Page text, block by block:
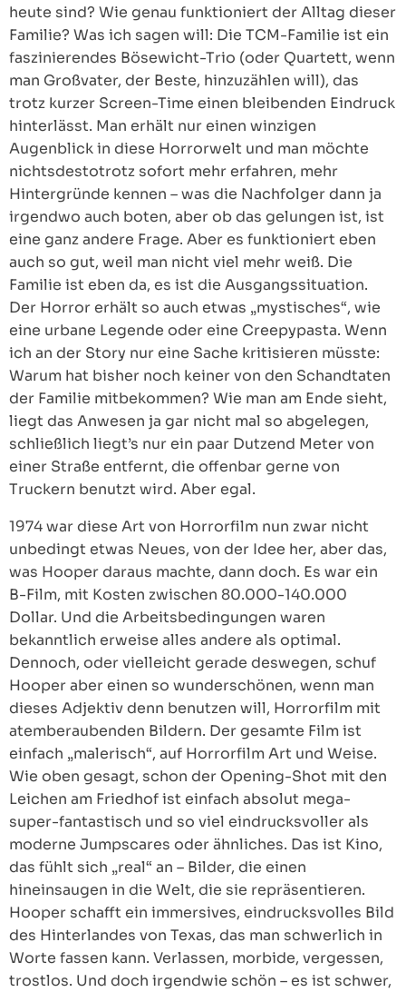
heute sind? Wie genau funktioniert der Alltag dieser
Familie? Was ich sagen will: Die TCM-Familie ist ein
faszinierendes Bösewicht-Trio (oder Quartett, wenn
man Großvater, der Beste, hinzuzählen will), das
trotz kurzer Screen-Time einen bleibenden Eindruck
hinterlässt. Man erhält nur einen winzigen
Augenblick in diese Horrorwelt und man möchte
nichtsdestotrotz sofort mehr erfahren, mehr
Hintergründe kennen – was die Nachfolger dann ja
irgendwo auch boten, aber ob das gelungen ist, ist
eine ganz andere Frage. Aber es funktioniert eben
auch so gut, weil man nicht viel mehr weiß. Die
Familie ist eben da, es ist die Ausgangssituation.
Der Horror erhält so auch etwas „mystisches“, wie
eine urbane Legende oder eine Creepypasta. Wenn
ich an der Story nur eine Sache kritisieren müsste:
Warum hat bisher noch keiner von den Schandtaten
der Familie mitbekommen? Wie man am Ende sieht,
liegt das Anwesen ja gar nicht mal so abgelegen,
schließlich liegt’s nur ein paar Dutzend Meter von
einer Straße entfernt, die offenbar gerne von
Truckern benutzt wird. Aber egal.
1974 war diese Art von Horrorfilm nun zwar nicht
unbedingt etwas Neues, von der Idee her, aber das,
was Hooper daraus machte, dann doch. Es war ein
B-Film, mit Kosten zwischen 80.000-140.000
Dollar. Und die Arbeitsbedingungen waren
bekanntlich erweise alles andere als optimal.
Dennoch, oder vielleicht gerade deswegen, schuf
Hooper aber einen so wunderschönen, wenn man
dieses Adjektiv denn benutzen will, Horrorfilm mit
atemberaubenden Bildern. Der gesamte Film ist
einfach „malerisch“, auf Horrorfilm Art und Weise.
Wie oben gesagt, schon der Opening-Shot mit den
Leichen am Friedhof ist einfach absolut mega-
super-fantastisch und so viel eindrucksvoller als
moderne Jumpscares oder ähnliches. Das ist Kino,
das fühlt sich „real“ an – Bilder, die einen
hineinsaugen in die Welt, die sie repräsentieren.
Hooper schafft ein immersives, eindrucksvolles Bild
des Hinterlandes von Texas, das man schwerlich in
Worte fassen kann. Verlassen, morbide, vergessen,
trostlos. Und doch irgendwie schön – es ist schwer,